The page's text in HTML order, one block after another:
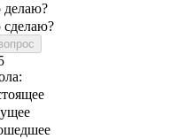
делаю?
сделаю?